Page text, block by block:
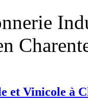
et Vinicole à